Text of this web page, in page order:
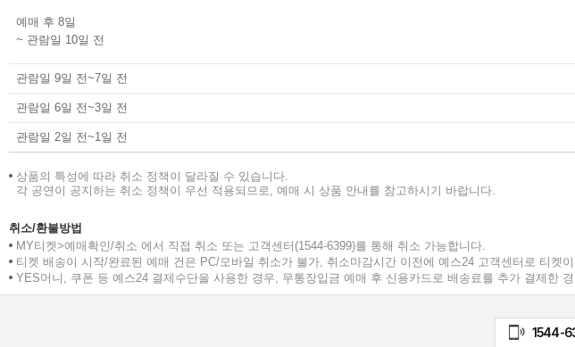
예매 후 8일
~ 관람일 10일 전
관람일 9일 전~7일 전
관람일 6일 전~3일 전
관람일 2일 전~1일 전
상품의 특성에 따라 취소 정책이 달라질 수 있습니다.
각 공연이 공지하는 취소 정책이 우선 적용되므로, 예매 시 상품 안내를 참고하시기 바랍니다.
취소/환불방법
MY티켓>예매확인/취소 에서 직접 취소 또는 고객센터(1544-6399)를 통해 취소 가능합니다.
티켓 배송이 시작/완료된 예매 건은 PC/모바일 취소가 불가, 취소마감시간 이전에 예스24 고객센터로 티
YES머니, 쿠폰 등 예스24 결제수단을 사용한 경우, 무통장입금 예매 후 신용카드로 배송료를 추가 결제한
1544-